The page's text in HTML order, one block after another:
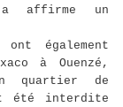
affirme un
également
à Ouenzé,
quartier de
été interdite